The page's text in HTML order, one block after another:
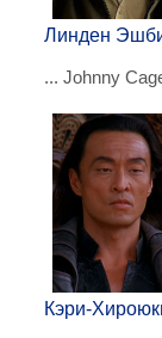
Линден
... Johnny
Кэри-